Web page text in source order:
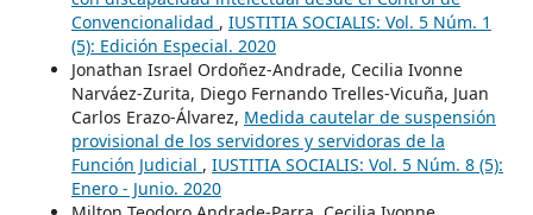
Convencionalidad , IUSTITIA SOCIALIS: Vol. 5 Núm. 1
(5): Edición Especial. 2020
Jonathan Israel Ordoñez-Andrade, Cecilia Ivonne
Narváez-Zurita, Diego Fernando Trelles-Vicuña, Juan
Carlos Erazo-Álvarez, Medida cautelar de suspensión
provisional de los servidores y servidoras de la
Función Judicial , IUSTITIA SOCIALIS: Vol. 5 Núm. 8 (5):
Enero - Junio. 2020